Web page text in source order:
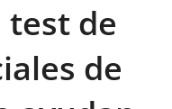
test de
de